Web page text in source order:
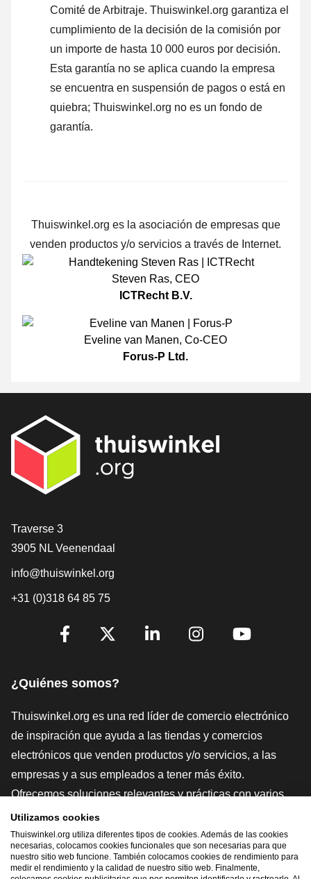
Comité de Arbitraje. Thuiswinkel.org garantiza el
cumplimiento de la decisión de la comisión por
un importe de hasta 10 000 euros por decisión.
Esta garantía no se aplica cuando la empresa
se encuentra en suspensión de pagos o está en
quiebra; Thuiswinkel.org no es un fondo de
garantía.
Thuiswinkel.org es la asociación de empresas que
venden productos y/o servicios a través de Internet.
Steven Ras, CEO
ICTRecht B.V.
Eveline van Manen, Co-CEO
Forus-P Ltd.
[_General:Contact]
Traverse 3
3905 NL Veenendaal
info@thuiswinkel.org
+31 (0)318 64 85 75
[_General:SocialMediaTitle]
¿Quiénes somos?
Thuiswinkel.org es una red líder de comercio electrónico
de inspiración que ayuda a las tiendas y comercios
electrónicos que venden productos y/o servicios, a las
empresas y a sus empleados a tener más éxito.
Ofrecemos soluciones relevantes y prácticas con varios
sellos de confianza, Thuiswinkel Reviews, herramientas y
asesoramiento jurídico, defensa, estudios de mercado, y
tenemos nuestra propia plataforma educativa, la
Thuiswinkel e-Academy.
Utilizamos cookies
Thuiswinkel.org utiliza diferentes tipos de cookies. Además de las cookies
necesarias, colocamos cookies funcionales que son necesarias para que
nuestro sitio web funcione. También colocamos cookies de rendimiento para
medir el rendimiento y la calidad de nuestro sitio web. Finalmente,